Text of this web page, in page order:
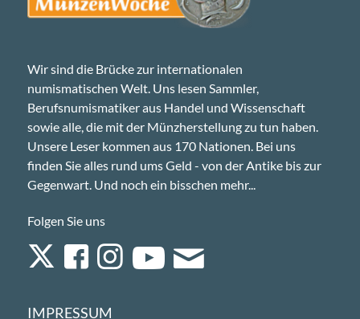
Wir sind die Brücke zur internationalen
numismatischen Welt. Uns lesen Sammler,
Berufsnumismatiker aus Handel und Wissenschaft
sowie alle, die mit der Münzherstellung zu tun haben.
Unsere Leser kommen aus 170 Nationen. Bei uns
finden Sie alles rund ums Geld - von der Antike bis zur
Gegenwart. Und noch ein bisschen mehr...
Folgen Sie uns
IMPRESSUM